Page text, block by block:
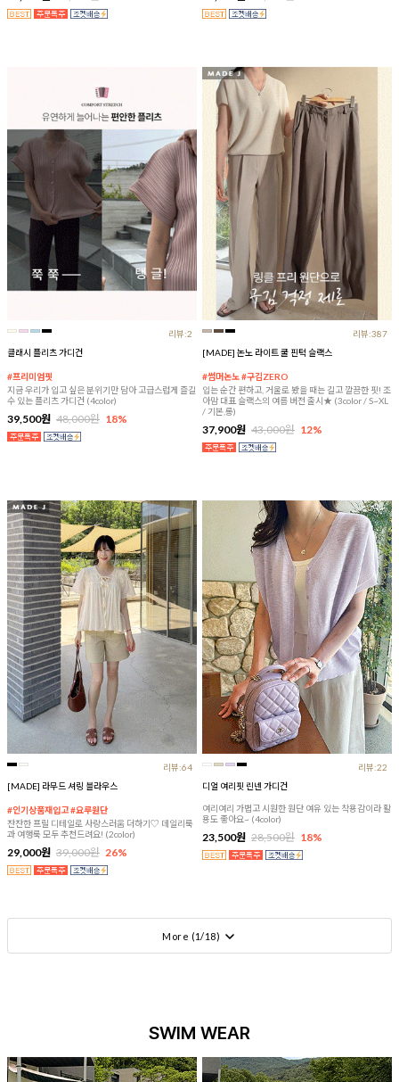
리뷰:2
클래시 플리츠 가디건
#프리미엄핏
지금 우리가 입고 싶은 분위기만 담아 고급스럽게 즐길
수 있는 플리츠 가디건 (4color)
39,500원 48,000원 18%
리뷰:387
[MADE] 논노 라이트 쿨 핀턱 슬랙스
#썸머논노 #구김ZERO
입는 순간 편하고, 거울로 봤을 때는 길고 깔끔한 핏! 조
아맘 대표 슬랙스의 여름 버전 출시★ (3color / S~XL
/ 기본,롱)
37,900원 43,000원 12%
리뷰:64
[MADE] 라무드 셔링 블라우스
#인기상품재입고 #요루원단
잔잔한 프릴 디테일로 사랑스러움 더하기♡ 데일리룩
과 여행룩 모두 추천드려요! (2color)
29,000원 39,000원 26%
리뷰:22
디얼 여리핏 린넨 가디건
여리여리 가볍고 시원한 원단 여유 있는 착용감이라 활
용도 좋아요~ (4color)
23,500원 28,500원 18%
More (1/18)
SWIM WEAR